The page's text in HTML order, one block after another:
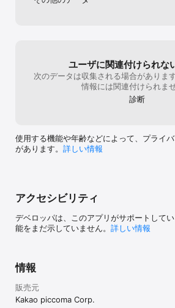
・銀牙伝説ウィード
・金色の文字使い ―勇者四人に巻き込まれ
◆話題の映像化作品もピッコマに勢揃い
アニメ、実写化で人気の作品もピッコマなら
ピッコマでトレンドの作品を読んで、お気
・呪術廻戦
・鬼滅の刃
・キングダム
・終末のワルキューレ
・ウマ娘 シンデレラグレイ
・【推しの子】
・怪獣８号
・アオのハコ
ユーザに関連付けられな
次のデータは収集される場合がありま
情報には関連付けられませ
診断
使用する機能や年齢などによって、プライ
があります。 詳しい情報
アクセシビリティ
デベロッパは、このアプリがサポートして
能をまだ示していません。 詳しい情報
情報
販売元
Kakao piccoma Corp.